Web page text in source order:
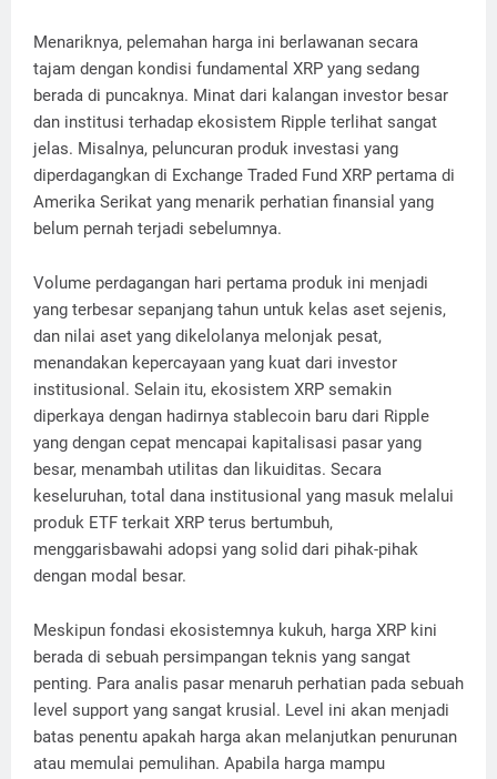
Menariknya, pelemahan harga ini berlawanan secara
tajam dengan kondisi fundamental XRP yang sedang
berada di puncaknya. Minat dari kalangan investor besar
dan institusi terhadap ekosistem Ripple terlihat sangat
jelas. Misalnya, peluncuran produk investasi yang
diperdagangkan di Exchange Traded Fund XRP pertama di
Amerika Serikat yang menarik perhatian finansial yang
belum pernah terjadi sebelumnya.
Volume perdagangan hari pertama produk ini menjadi
yang terbesar sepanjang tahun untuk kelas aset sejenis,
dan nilai aset yang dikelolanya melonjak pesat,
menandakan kepercayaan yang kuat dari investor
institusional. Selain itu, ekosistem XRP semakin
diperkaya dengan hadirnya stablecoin baru dari Ripple
yang dengan cepat mencapai kapitalisasi pasar yang
besar, menambah utilitas dan likuiditas. Secara
keseluruhan, total dana institusional yang masuk melalui
produk ETF terkait XRP terus bertumbuh,
menggarisbawahi adopsi yang solid dari pihak-pihak
dengan modal besar.
Meskipun fondasi ekosistemnya kukuh, harga XRP kini
berada di sebuah persimpangan teknis yang sangat
penting. Para analis pasar menaruh perhatian pada sebuah
level support yang sangat krusial. Level ini akan menjadi
batas penentu apakah harga akan melanjutkan penurunan
atau memulai pemulihan. Apabila harga mampu